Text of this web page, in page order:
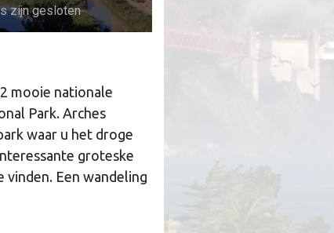
zijn gesloten
mooie nationale
Park. Arches
waar u het droge
groteske
Een wandeling